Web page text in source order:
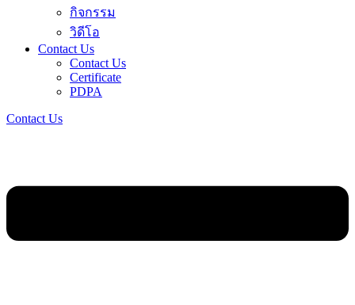
กิจกรรม
วิดีโอ
Contact Us
Contact Us
Certificate
PDPA
Contact Us